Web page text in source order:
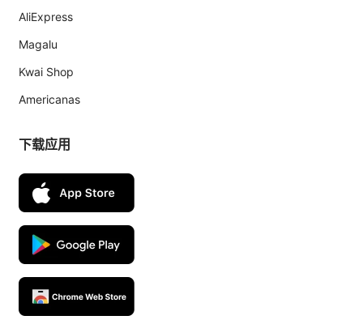
AliExpress
Magalu
Kwai Shop
Americanas
下载应用